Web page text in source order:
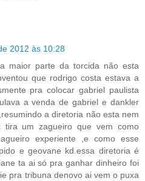
2012 às 10:28
maior parte da torcida não esta
que rodrigo costa estava a
pra colocar gabriel paulista
a venda de gabriel e dankler
a diretoria não esta nem
tira um zagueiro que vem como
experiente ,e como esse
e geovane kd.essa diretoria é
ta ai só pra ganhar dinheiro foi
pra tribuna denovo ai vem o puxa